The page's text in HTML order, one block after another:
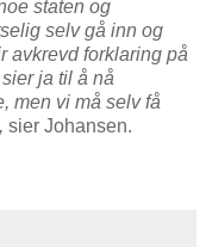
staten og
selv gå inn og
avkrevd forklaring på
ja til å nå
men vi må selv få
sier Johansen.